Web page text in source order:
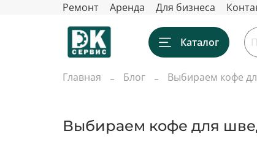
Ремонт Аренда Для бизнеса
Каталог
Главная Блог Выбираем кофе
Выбираем кофе для